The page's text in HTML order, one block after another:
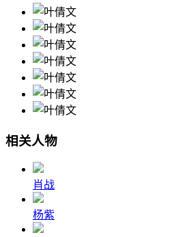
相关人物
肖战
杨紫